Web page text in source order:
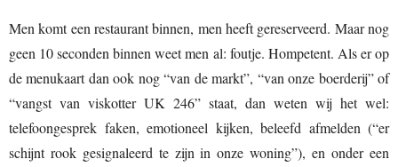
Men komt een restaurant binnen, men heeft gereserveerd. Maar nog
geen 10 seconden binnen weet men al: foutje. Hompetent. Als er op
de menukaart dan ook nog “van de markt”, “van onze boerderij” of
“vangst van viskotter UK 246” staat, dan weten wij het wel:
telefoongesprek faken, emotioneel kijken, beleefd afmelden (“er
schijnt rook gesignaleerd te zijn in onze woning”), en onder een